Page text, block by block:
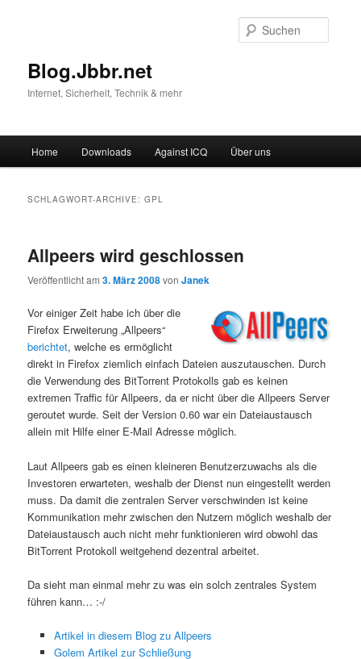
Blog.Jbbr.net
Internet, Sicherheit, Technik & mehr
Zum
Zum
wechseln
Home Downloads Against ICQ Über uns
SCHLAGWORT-ARCHIVE:GPL
Allpeers wird geschlossen
Veröffentlicht am3. März 2008vonJanek
Vor einiger Zeit habe ich über die
Firefox Erweiterung „Allpeers“
berichtet, welche es ermöglicht
direkt in Firefox ziemlich einfach Dateien auszutauschen. Durch
die Verwendung des BitTorrent Protokolls gab es keinen
extremen Traffic für Allpeers, da er nicht über die Allpeers Server
geroutet wurde. Seit der Version 0.60 war ein Dateiaustausch
allein mit Hilfe einer E-Mail Adresse möglich.
Laut Allpeers gab es einen kleineren Benutzerzuwachs als die
Investoren erwarteten, weshalb der Dienst nun eingestellt werden
muss. Da damit die zentralen Server verschwinden ist keine
Kommunikation mehr zwischen den Nutzern möglich weshalb der
Dateiaustausch auch nicht mehr funktionieren wird obwohl das
BitTorrent Protokoll weitgehend dezentral arbeitet.
Da sieht man einmal mehr zu was ein solch zentrales System
führen kann… :-/
Artikel in diesem Blog zu Allpeers
Golem Artikel zur Schließung